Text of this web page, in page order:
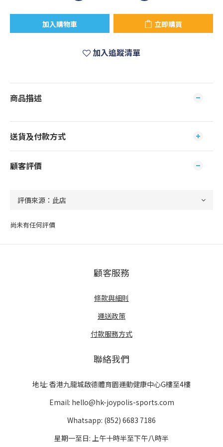
加入購物車 立即購買
加入追蹤清單
商品描述
送貨及付款方式
顧客評價
尚未有任何評價
顧客服務
條款與細則
運送政策
付款服務方式
聯絡我們
地址: 香港九龍城啟德體育園運動健康中心G樓至4樓
Email: hello@hk-joypolis-sports.com
Whatsapp: (852) 6683 7186
星期一至日: 上午十時半至下午八時半